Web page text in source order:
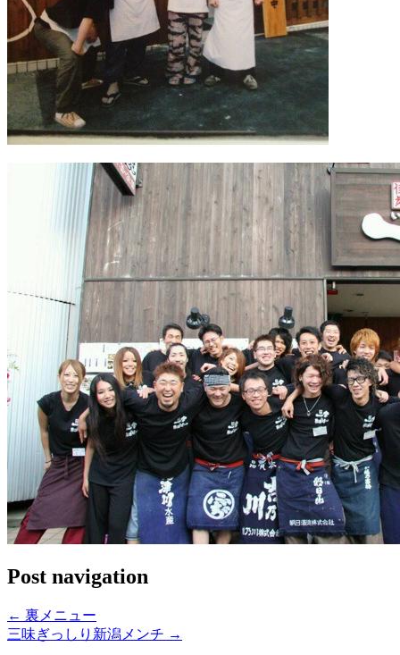
Post navigation
← 裏メニュー
三味ぎっしり新潟メンチ →